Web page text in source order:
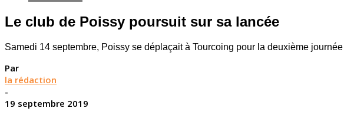
Le club de Poissy poursuit sur sa lancée
Samedi 14 septembre, Poissy se déplaçait à Tourcoing pour la deuxième
Par
la rédaction
-
19 septembre 2019